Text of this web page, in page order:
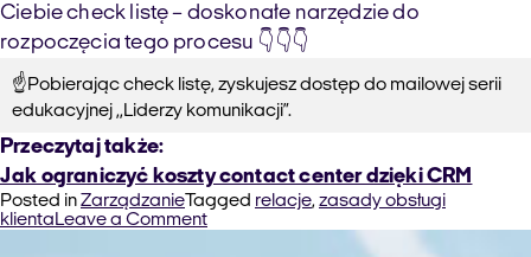
Ciebie check listę – doskonałe narzędzie do
rozpoczęcia tego procesu 👇👇👇
☝️Pobierając check listę, zyskujesz dostęp do mailowej serii
edukacyjnej ,,Liderzy komunikacji”.
Przeczytaj także:
Jak ograniczyć koszty contact center dzięki CRM
Posted inZarządzanieTagged relacje, zasady obsługi
klientaLeave a Commenton